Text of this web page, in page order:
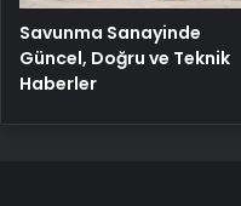
Savunma Sanayinde
Güncel, Doğru ve Teknik
Haberler